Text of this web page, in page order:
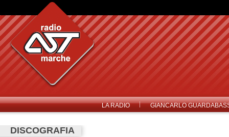
LA RADIO GIANCARLO
DISCOGRAFIA